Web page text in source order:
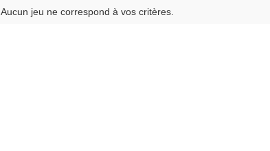
Aucun jeu ne correspond à vos critères.